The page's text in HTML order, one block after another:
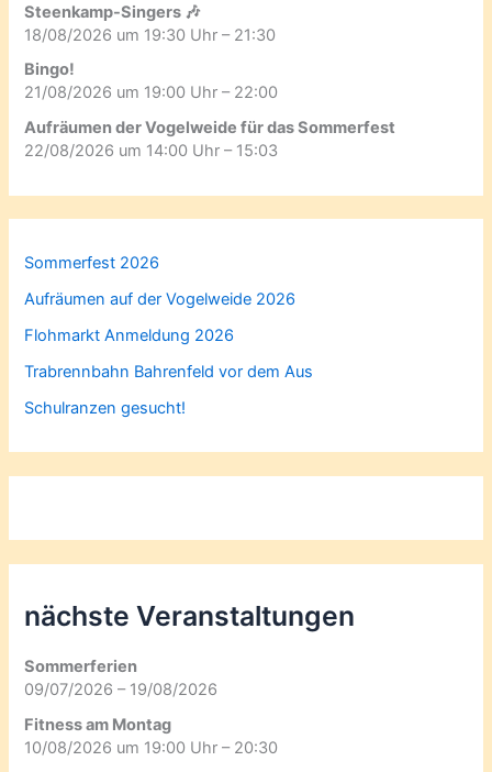
Steenkamp-Singers 🎶
18/08/2026 um 19:30 Uhr – 21:30
Bingo!
21/08/2026 um 19:00 Uhr – 22:00
Aufräumen der Vogelweide für das Sommerfest
22/08/2026 um 14:00 Uhr – 15:03
Sommerfest 2026
Aufräumen auf der Vogelweide 2026
Flohmarkt Anmeldung 2026
Trabrennbahn Bahrenfeld vor dem Aus
Schulranzen gesucht!
nächste Veranstaltungen
Sommerferien
09/07/2026 – 19/08/2026
Fitness am Montag
10/08/2026 um 19:00 Uhr – 20:30